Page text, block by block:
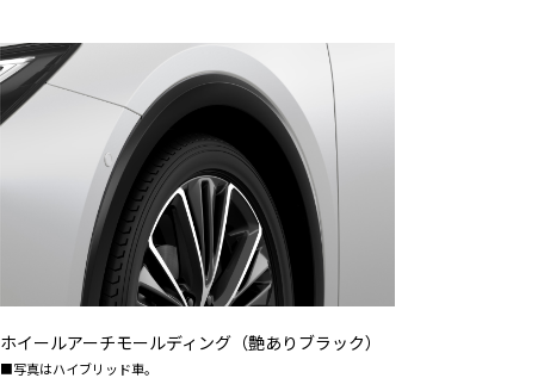
ホイールアーチモールディング（艶ありブラック）
■写真はハイブリッド車。